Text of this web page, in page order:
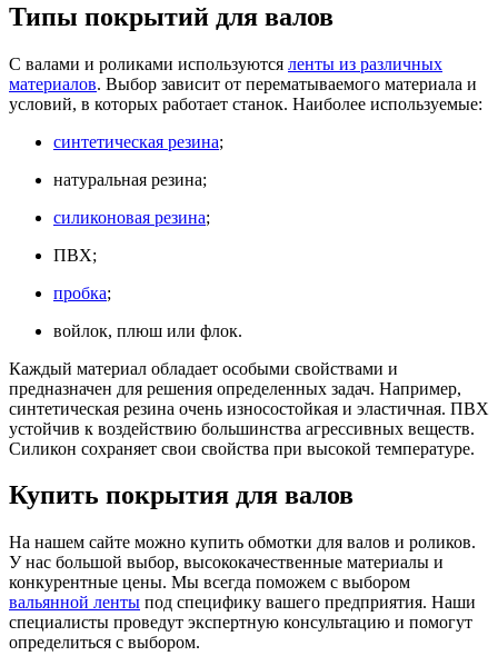
Типы покрытий для валов
С валами и роликами используются ленты из различных
материалов. Выбор зависит от перематываемого материала и
условий, в которых работает станок. Наиболее используемые:
синтетическая резина;
натуральная резина;
силиконовая резина;
ПВХ;
пробка;
войлок, плюш или флок.
Каждый материал обладает особыми свойствами и
предназначен для решения определенных задач. Например,
синтетическая резина очень износостойкая и эластичная. ПВХ
устойчив к воздействию большинства агрессивных веществ.
Силикон сохраняет свои свойства при высокой температуре.
Купить покрытия для валов
На нашем сайте можно купить обмотки для валов и роликов.
У нас большой выбор, высококачественные материалы и
конкурентные цены. Мы всегда поможем с выбором
вальянной ленты под специфику вашего предприятия. Наши
специалисты проведут экспертную консультацию и помогут
определиться с выбором.